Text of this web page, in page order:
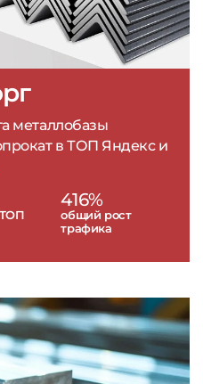
металлобазы
в ТОП Яндекс и
416%
общий рост
трафика